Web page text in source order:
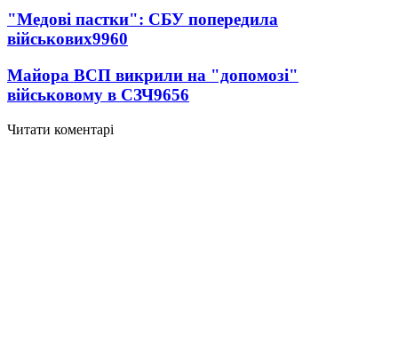
"Медові пастки": СБУ попередила
військових9960
Майора ВСП викрили на "допомозі"
військовому в СЗЧ9656
Читати коментарі